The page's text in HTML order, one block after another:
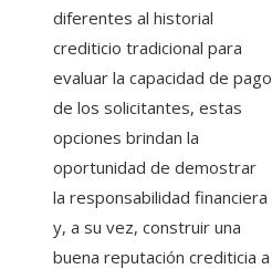
diferentes al historial
crediticio tradicional para
evaluar la capacidad de pago
de los solicitantes, estas
opciones brindan la
oportunidad de demostrar
la responsabilidad financiera
y, a su vez, construir una
buena reputación crediticia a